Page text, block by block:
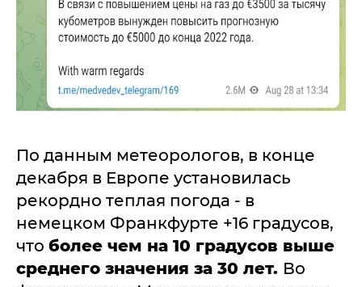
По данным метеорологов, в конце
декабря в Европе установилась
рекордно теплая погода - в
немецком Франкфурте +16 градусов,
что более чем на 10 градусов выше
среднего значения за 30 лет. Во